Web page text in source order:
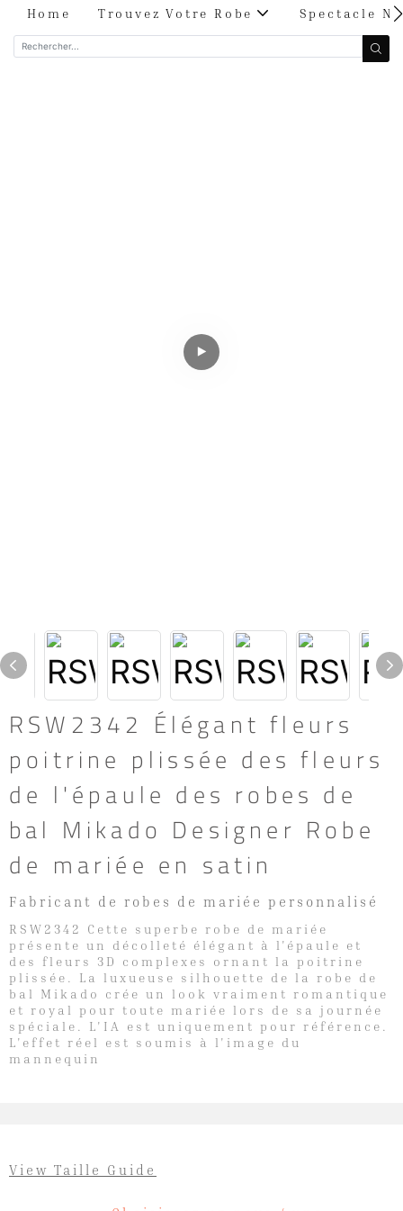
Home Trouvez Votre Robe Spectacle
RSW2342 Élégant fleurs
poitrine plissée des fleurs
de l'épaule des robes de
bal Mikado Designer Robe
de mariée en satin
Fabricant de robes de mariée personnalisé
RSW2342 Cette superbe robe de mariée
présente un décolleté élégant à l'épaule et
des fleurs 3D complexes ornant la poitrine
plissée. La luxueuse silhouette de la robe de
bal Mikado crée un look vraiment romantique
et royal pour toute mariée lors de sa journée
spéciale. L'IA est uniquement pour référence.
L'effet réel est soumis à l'image du
mannequin
View Taille Guide